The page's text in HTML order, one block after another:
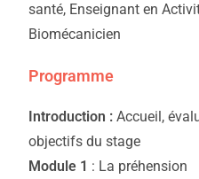
santé, Enseignant en
Biomécanicien
Programme
Introduction : Accueil,
objectifs du stage
Module 1 : La préhension